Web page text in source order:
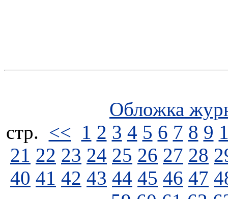
Обложка
стp. << 1 2 3 4 5 6 7 8 9
21 22 23 24 25 26 27 28
40 41 42 43 44 45 46 47